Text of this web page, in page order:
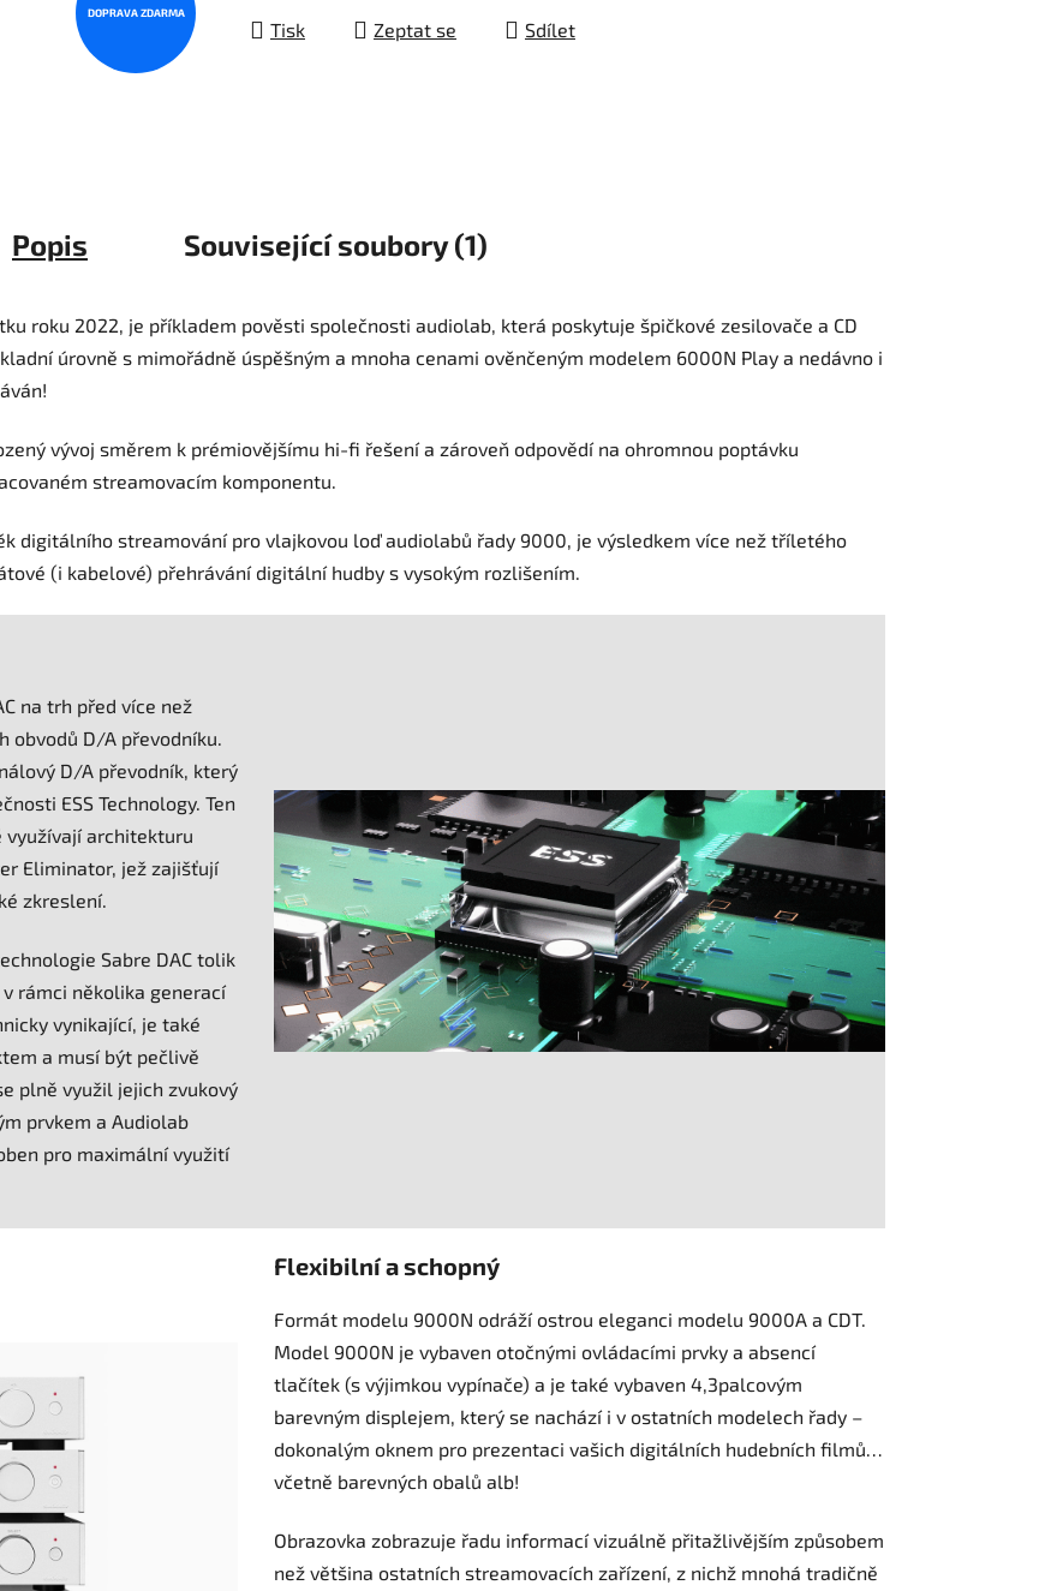
Tisk Zeptat se Sdílet
DOPRAVA ZDARMA
Popis Související soubory (1)
roku 2022, je příkladem pověsti společnosti audiolab, která poskytuje špičkové zesilovače a CD
úrovně s mimořádně úspěšným a mnoha cenami ověnčeným modelem 6000N Play a nedávno i
vývoj směrem k prémiovějšímu hi-ﬁ řešení a zároveň odpovědí na ohromnou poptávku
streamovacím komponentu.
digitálního streamování pro vlajkovou loď audiolabů řady 9000, je výsledkem více než tříletého
(i kabelové) přehrávání digitální hudby s vysokým rozlišením.
na trh před více než
obvodů D/A převodníku.
D/A převodník, který
ESS Technology. Ten
využívají architekturu
Eliminator, jež zajišťují
zkreslení.
Sabre DAC tolik
rámci několika generací
vynikající, je také
a musí být pečlivě
plně využil jejich zvukový
prvkem a Audiolab
pro maximální využití
Flexibilní a schopný
Formát modelu 9000N odráží ostrou eleganci modelu 9000A a CDT.
Model 9000N je vybaven otočnými ovládacími prvky a absencí
tlačítek (s výjimkou vypínače) a je také vybaven 4,3palcovým
barevným displejem, který se nachází i v ostatních modelech řady –
dokonalým oknem pro prezentaci vašich digitálních hudebních ﬁlmů…
včetně barevných obalů alb!
Obrazovka zobrazuje řadu informací vizuálně přitažlivějším způsobem
než většina ostatních streamovacích zařízení, z nichž mnohá tradičně